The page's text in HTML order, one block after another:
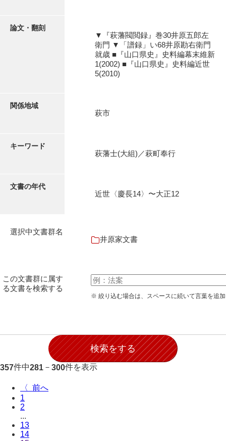
厳島神社祭礼堅田中組水上会講文書
厳島神社念仏踊堅田下組流田会講文書
井上家文書（宇部市）
井上家文書（防府市）
井上勉家文書（大和町）
井下家文書（埼玉県）
今井家文書
今川家文書
入江九一文書
論文・翻刻
▼『萩藩閥閲録』巻30井原五郎左
衛門 ▼「譜録」い68井原勘右衛門
就歳 ■『山口県史』史料編幕末維新
1(2002) ■『山口県史』史料編近世
5(2010)
関係地域
萩市
キーワード
萩藩士(大組)／萩町奉行
文書の年代
近世〈慶長14〉〜大正12
選択中文書群名
井原家文書
この文書群に属す
る文書を検索する
※ 絞り込む場合は、スペースに続いて言葉を追
357件中281 － 300件を表示
〈
1
2
...
13
14